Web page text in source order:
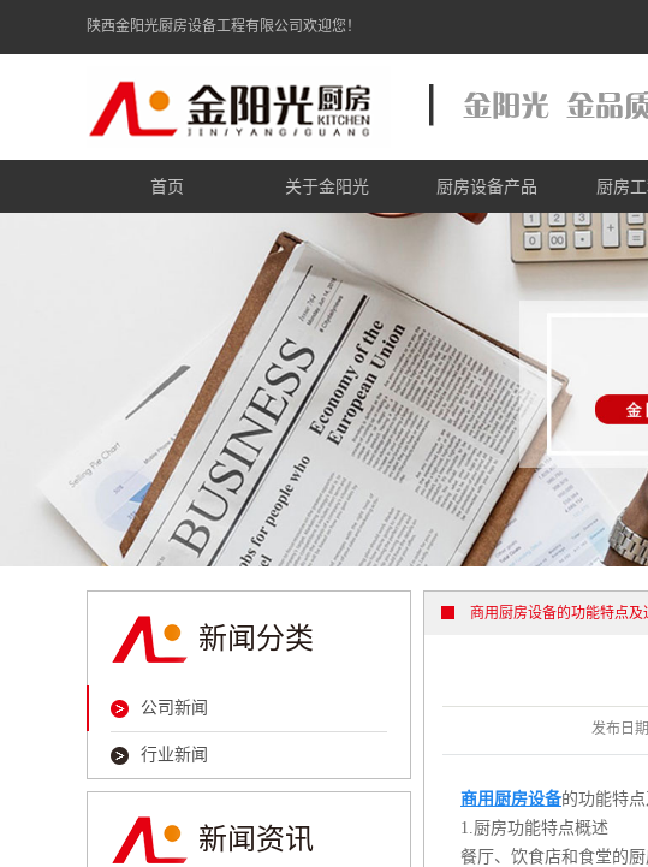
陕西金阳光厨房设备工程有限公司欢迎您！
首页 关于金阳光
金阳光简介
金阳光资质
金阳光zhuanli证书
厨房设备产品
炉灶炉具系列
商用电磁炉系列
食品机械系列
商用制冷系列
电加热设备系列
西餐厨具系列
不锈钢调理系列
清洗消毒系列
通风环保系列
厨房
酒店厨
连锁餐
学校
单位厨
新闻分类
公司新闻
行业新闻
新闻资讯
商用厨房设备的功能特点及
发布日期
商用厨房设备的功能特
1.厨房功能特点概述
餐厅、饮食店和食堂的